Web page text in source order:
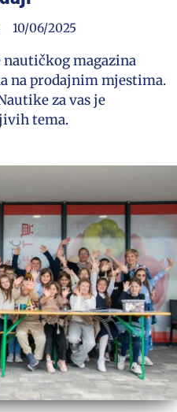
10/06/2025
nautičkog magazina
na prodajnim mjestima.
za vas je
tema.